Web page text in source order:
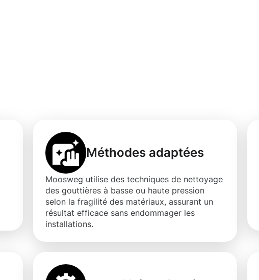
Méthodes adaptées
Moosweg utilise des techniques de nettoyage
des gouttières à basse ou haute pression
selon la fragilité des matériaux, assurant un
résultat efficace sans endommager les
installations.